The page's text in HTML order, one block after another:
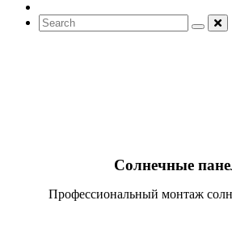
Солнечные
Профессиональный монтаж